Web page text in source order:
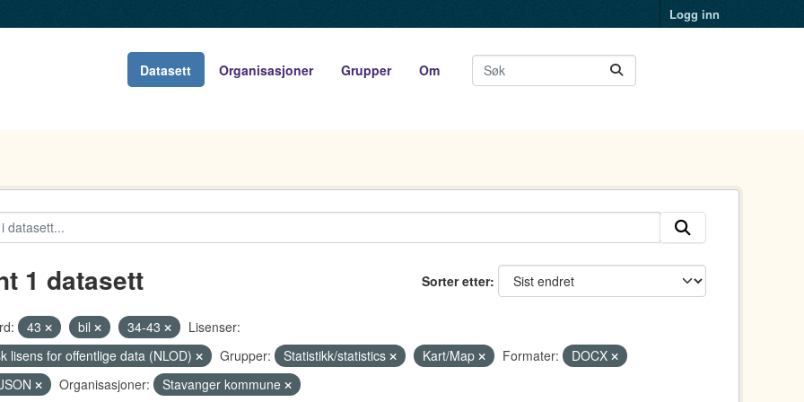
Logg inn
Datasett Organisasjoner Grupper Om
Sorter etter
1 datasett
43 bil 34-43
Lisenser:
lisens for offentlige data (NLOD)
Grupper: Statistikk/statistics Kart/Map Formater:
DOCX
Organisasjoner: Stavanger kommune